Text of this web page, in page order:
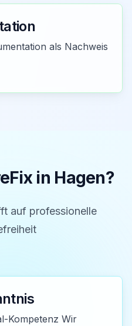
als Nachweis
in Hagen?
auf professionelle
Kompetenz Wir